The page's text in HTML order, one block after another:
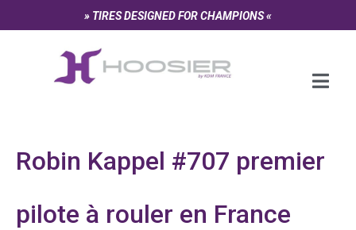
» TIRES DESIGNED FOR CHAMPIONS «
Robin Kappel #707 premier
pilote à rouler en France